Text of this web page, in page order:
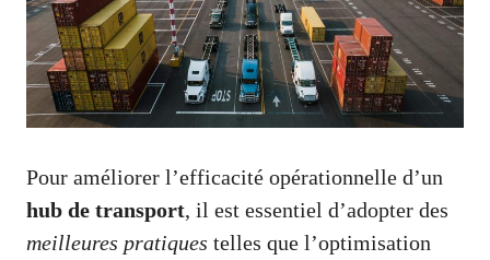
Pour améliorer l’efficacité opérationnelle d’un
hub de transport, il est essentiel d’adopter des
meilleures pratiques telles que l’optimisation